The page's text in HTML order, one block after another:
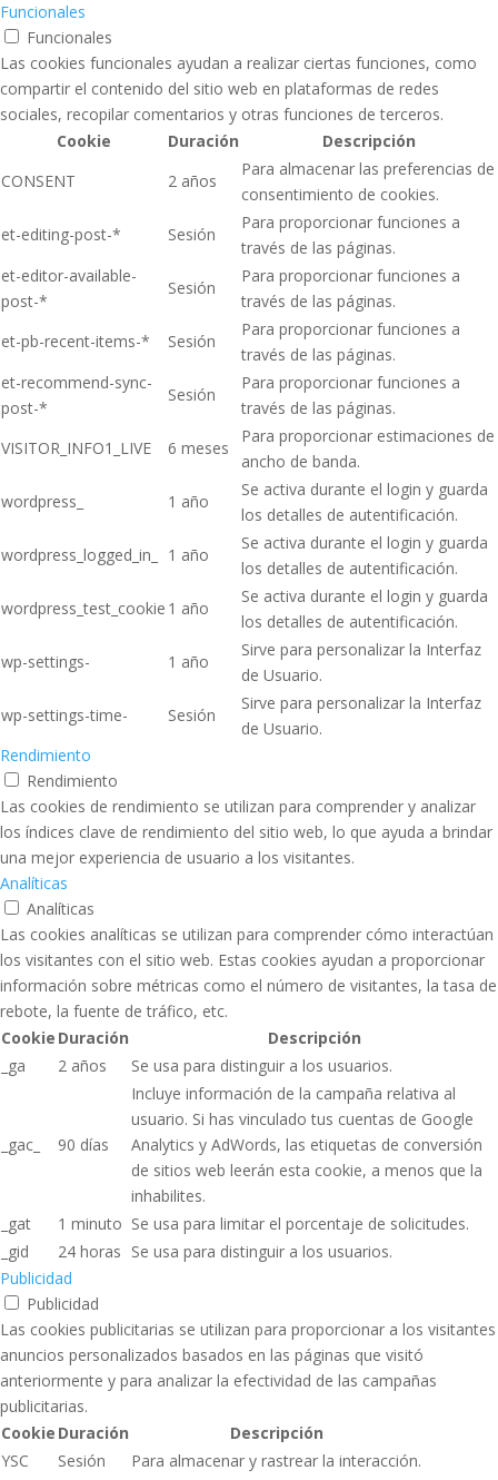
Funcionales
Funcionales
Las cookies funcionales ayudan a realizar ciertas funciones, como
compartir el contenido del sitio web en plataformas de redes
sociales, recopilar comentarios y otras funciones de terceros.
Cookie
Duración
Descripción
CONSENT
2 años
Para almacenar las preferencias de
consentimiento de cookies.
et-editing-post-*
Sesión
Para proporcionar funciones a
través de las páginas.
et-editor-available-
post-*
Sesión
Para proporcionar funciones a
través de las páginas.
et-pb-recent-items-*
Sesión
Para proporcionar funciones a
través de las páginas.
et-recommend-sync-
post-*
Sesión
Para proporcionar funciones a
través de las páginas.
VISITOR_INFO1_LIVE
6 meses
Para proporcionar estimaciones de
ancho de banda.
wordpress_
1 año
Se activa durante el login y guarda
los detalles de autentificación.
wordpress_logged_in_
1 año
Se activa durante el login y guarda
los detalles de autentificación.
wordpress_test_cookie 1 año
Se activa durante el login y guarda
los detalles de autentificación.
wp-settings-
1 año
Sirve para personalizar la Interfaz
de Usuario.
wp-settings-time-
Sesión
Sirve para personalizar la Interfaz
de Usuario.
Rendimiento
Rendimiento
Las cookies de rendimiento se utilizan para comprender y analizar
los índices clave de rendimiento del sitio web, lo que ayuda a brindar
una mejor experiencia de usuario a los visitantes.
Analíticas
Analíticas
Las cookies analíticas se utilizan para comprender cómo interactúan
los visitantes con el sitio web. Estas cookies ayudan a proporcionar
información sobre métricas como el número de visitantes, la tasa de
rebote, la fuente de tráfico, etc.
Cookie Duración
Descripción
_ga
2 años Se usa para distinguir a los usuarios.
_gac_ 90 días
Incluye información de la campaña relativa al
usuario. Si has vinculado tus cuentas de Google
Analytics y AdWords, las etiquetas de conversión
de sitios web leerán esta cookie, a menos que la
inhabilites.
_gat
1 minuto Se usa para limitar el porcentaje de solicitudes.
_gid
24 horas Se usa para distinguir a los usuarios.
Publicidad
Publicidad
Las cookies publicitarias se utilizan para proporcionar a los visitantes
anuncios personalizados basados ​​en las páginas que visitó
anteriormente y para analizar la efectividad de las campañas
publicitarias.
Cookie Duración
Descripción
YSC
Sesión
Para almacenar y rastrear la interacción.